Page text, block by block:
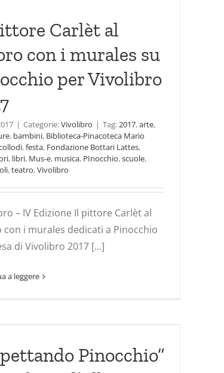
Carlèt al
con i murales su
per Vivolibro
| Categorie:Vivolibro | Tag:2017,arte,
, bambini, Biblioteca-Pinacoteca Mario
,festa, Fondazione Bottari Lattes,
, libri, Mus-e, musica, PInocchio,scuole,
,teatro,Vivolibro
– IV Edizione Il pittore Carlèt al
con i murales dedicati a Pinocchio
di Vivolibro 2017 [...]
a leggere
Pinocchio”